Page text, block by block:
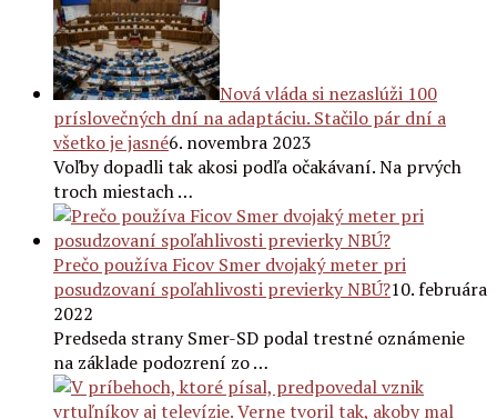
Nová vláda si nezaslúži 100
príslovečných dní na adaptáciu. Stačilo pár dní a
všetko je jasné6. novembra 2023
Voľby dopadli tak akosi podľa očakávaní. Na prvých
troch miestach …
Prečo používa Ficov Smer dvojaký meter pri
posudzovaní spoľahlivosti previerky NBÚ?10. februára
2022
Predseda strany Smer-SD podal trestné oznámenie
na základe podozrení zo …